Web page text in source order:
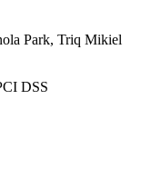
Park, Triq Mikiel